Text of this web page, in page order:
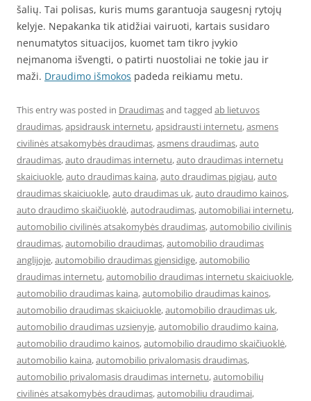
šalių. Tai polisas, kuris mums garantuoja saugesnį rytojų
kelyje. Nepakanka tik atidžiai vairuoti, kartais susidaro
nenumatytos situacijos, kuomet tam tikro įvykio
neįmanoma išvengti, o patirti nuostoliai ne tokie jau ir
maži. Draudimo išmokos padeda reikiamu metu.
This entry was posted in Draudimasand tagged ab lietuvos
draudimas,apsidrausk internetu,apsidrausti internetu,asmens
civilinės atsakomybės draudimas,asmens draudimas,auto
draudimas,auto draudimas internetu,auto draudimas internetu
skaiciuokle,auto draudimas kaina,auto draudimas pigiau,auto
draudimas skaiciuokle,auto draudimas uk,auto draudimo kainos,
auto draudimo skaičiuoklė,autodraudimas,automobiliai internetu,
automobilio civilinės atsakomybės draudimas,automobilio civilinis
draudimas,automobilio draudimas,automobilio draudimas
anglijoje,automobilio draudimas gjensidige,automobilio
draudimas internetu,automobilio draudimas internetu skaiciuokle,
automobilio draudimas kaina,automobilio draudimas kainos,
automobilio draudimas skaiciuokle,automobilio draudimas uk,
automobilio draudimas uzsienyje,automobilio draudimo kaina,
automobilio draudimo kainos,automobilio draudimo skaičiuoklė,
automobilio kaina,automobilio privalomasis draudimas,
automobilio privalomasis draudimas internetu,automobilių
civilinės atsakomybės draudimas,automobiliu draudimai,